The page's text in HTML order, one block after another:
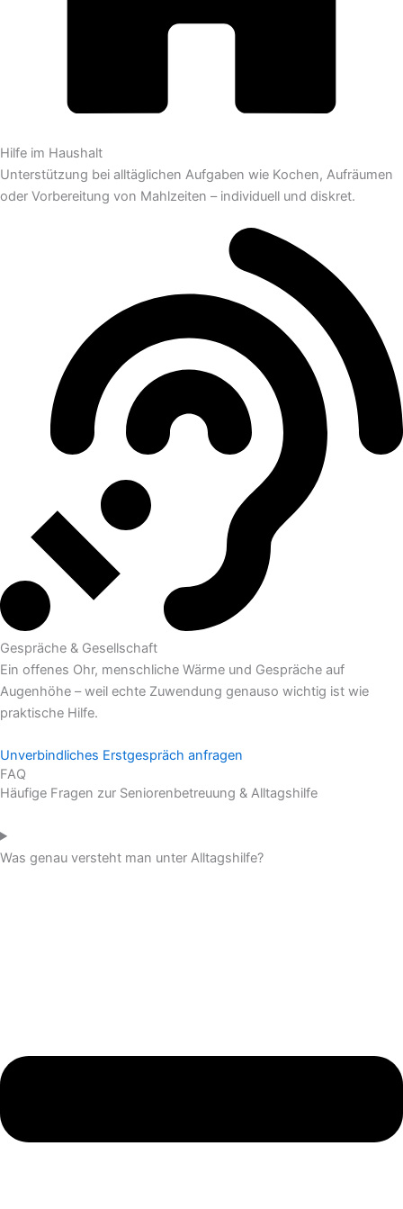
Hilfe im Haushalt
Unterstützung bei alltäglichen Aufgaben wie Kochen, Aufräumen
oder Vorbereitung von Mahlzeiten – individuell und diskret.
Gespräche & Gesellschaft
Ein offenes Ohr, menschliche Wärme und Gespräche auf
Augenhöhe – weil echte Zuwendung genauso wichtig ist wie
praktische Hilfe.
Unverbindliches Erstgespräch anfragen
FAQ
Häufige Fragen zur Seniorenbetreuung & Alltagshilfe
Was genau versteht man unter Alltagshilfe?